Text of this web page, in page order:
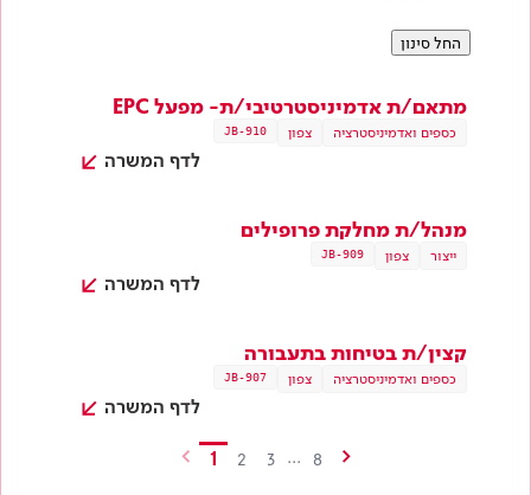
החל סינון
מתאם/ת אדמיניסטרטיבי/ת- מפעל EPC
JB-910 צפון כספים ואדמיניסטרציה
לדף המשרה
מנהל/ת מחלקת פרופילים
JB-909 צפון ייצור
לדף המשרה
קצין/ת בטיחות בתעבורה
JB-907 צפון כספים ואדמיניסטרציה
לדף המשרה
< 1 2 3 ... 8 >